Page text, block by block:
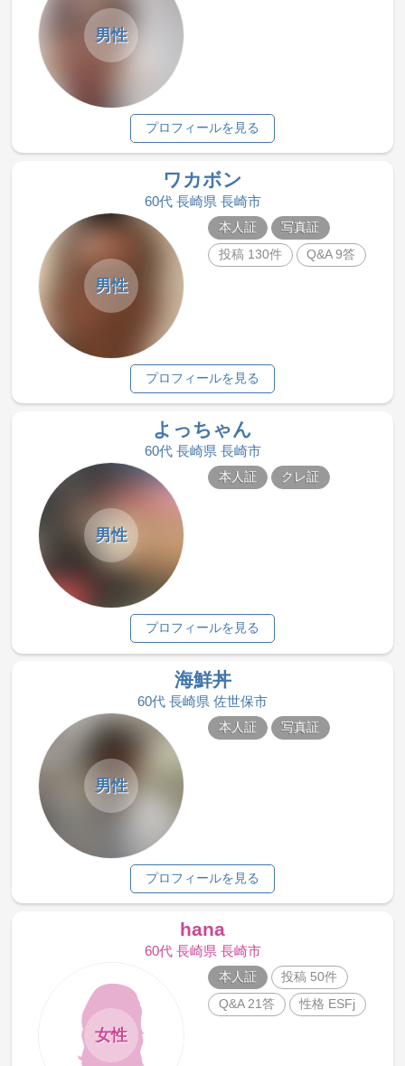
男性
プロフィールを見る
ワカボン
60代 長崎県 長崎市
男性
本人証
写真証
投稿 130件
Q&A 9答
プロフィールを見る
よっちゃん
60代 長崎県 長崎市
男性
本人証 クレ証
プロフィールを見る
海鮮丼
60代 長崎県 佐世保市
男性
本人証 写真証
プロフィールを見る
hana
60代 長崎県 長崎市
女性
本人証
投稿 50件
Q&A 21答
性格 ESFj